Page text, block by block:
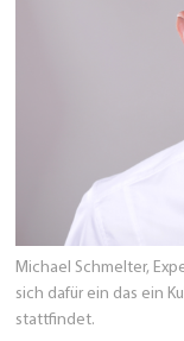
Michael Schmelter,
sich dafür ein das ein
stattfindet.